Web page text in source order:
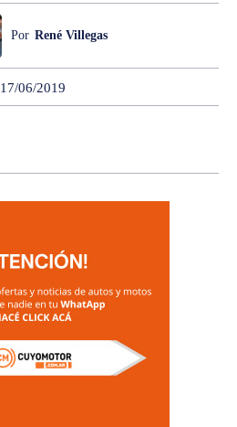
Por René Villegas
17/06/2019